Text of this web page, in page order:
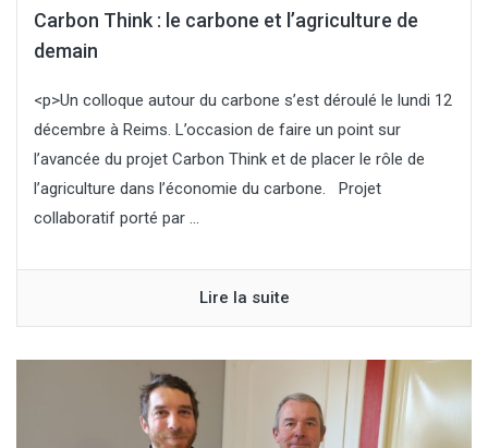
Carbon Think : le carbone et l’agriculture de
demain
<p>Un colloque autour du carbone s’est déroulé le lundi 12
décembre à Reims. L’occasion de faire un point sur
l’avancée du projet Carbon Think et de placer le rôle de
l’agriculture dans l’économie du carbone. Projet
collaboratif porté par ...
Lire la suite